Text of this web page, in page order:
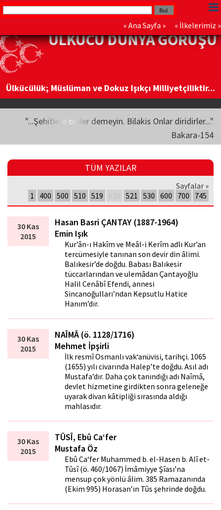
« Ana Sayfa » « İlkelerimiz »
ÜLKÜCÜ DÜNYA GÖRÜŞÜ
Ülkücülük; Müslüman ve Dokuz Işıkçı Milliyetçiliktir...
"...Şehitlere ölüler demeyin. Bilakis Onlar diridirler..."
Bakara-154
TÜM YAZILAR
Sayfalar »
1
400 500 510 519 521 530 600 700 745
30 Kas
2015
Hasan Basri ÇANTAY (1887-1964)
Emin Işık
Kur’ân-ı Hakîm ve Meâl-i Kerîm adlı Kur’an
tercümesiyle tanınan son devir din âlimi.
Balıkesir’de doğdu. Babası Balıkesir
tüccarlarından ve ulemâdan Çantayoğlu
Halil Cenâbî Efendi, annesi
Sincanoğulları’ndan Kepsutlu Hatice
Hanım’dır.
30 Kas
2015
NAÎMÂ (ö. 1128/1716)
Mehmet İpşirli
İlk resmî Osmanlı vak‘anüvisi, tarihçi. 1065
(1655) yılı civarında Halep’te doğdu. Asıl adı
Mustafa’dır. Daha çok tanındığı adı Naîmâ,
devlet hizmetine girdikten sonra geleneğe
uyarak divan kâtipliği sırasında aldığı
mahlasıdır.
30 Kas
2015
TÛSÎ, Ebû Ca‘fer
Mustafa Öz
Ebû Ca‘fer Muhammed b. el-Hasen b. Alî et-
Tûsî (ö. 460/1067) İmâmiyye Şîası’na
mensup çok yönlü âlim. 385 Ramazanında
(Ekim 995) Horasan’ın Tûs şehrinde doğdu.